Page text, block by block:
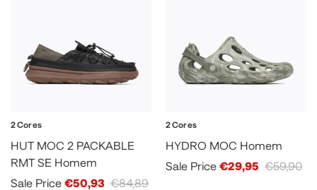
2 Cores
HUT MOC 2 PACKABLE
RMT SE Homem
Sale Price €50,93 €84,89
2 Cores
HYDRO MOC Homem
Sale Price €29,95 €59,90